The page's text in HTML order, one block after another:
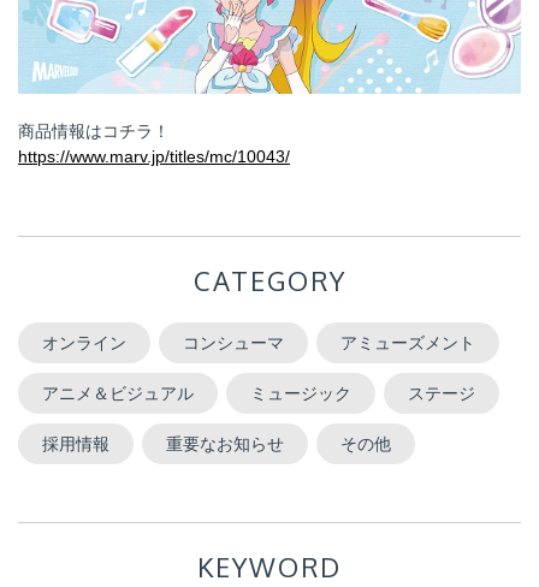
商品情報はコチラ！
https://www.marv.jp/titles/mc/10043/
CATEGORY
オンライン コンシューマ アミューズメント
アニメ＆ビジュアル ミュージック ステージ
採用情報 重要なお知らせ その他
KEYWORD